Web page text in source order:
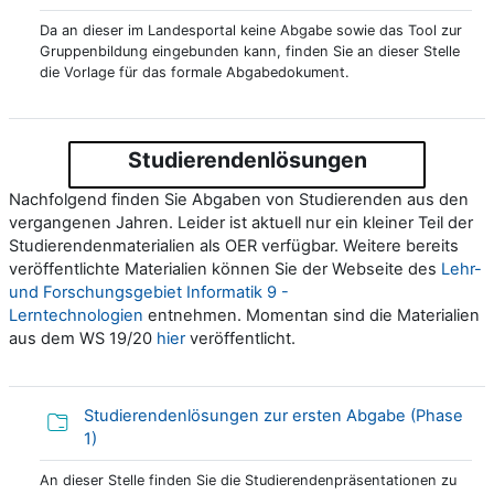
Da an dieser im Landesportal keine Abgabe sowie das Tool zur
Gruppenbildung eingebunden kann, finden Sie an dieser Stelle
die Vorlage für das formale Abgabedokument.
Studierendenlösungen
Nachfolgend finden Sie Abgaben von Studierenden aus den
vergangenen Jahren. Leider ist aktuell nur ein kleiner Teil der
Studierendenmaterialien als OER verfügbar. Weitere bereits
veröffentlichte Materialien können Sie der Webseite des Lehr-
und Forschungsgebiet Informatik 9 -
Lerntechnologien entnehmen. Momentan sind die Materialien
aus dem WS 19/20 hierveröffentlicht.
Studierendenlösungen zur ersten Abgabe (Phase
1)
An dieser Stelle finden Sie die Studierendenpräsentationen zu